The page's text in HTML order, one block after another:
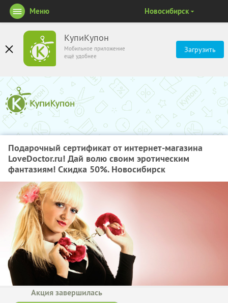
КупиКупон
Мобильное приложение
ещё удобнее
Загрузить
Меню Новосибирск
Подарочный сертификат от интернет-магазина
LoveDoctor.ru! Дай волю своим эротическим
фантазиям! Скидка 50%. Новосибирск
Акция завершилась